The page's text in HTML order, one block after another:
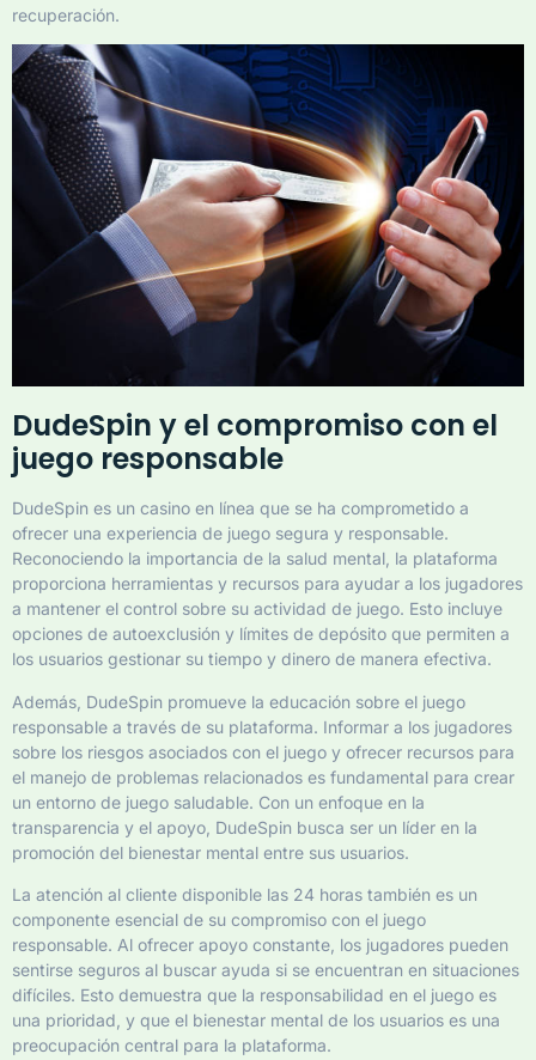
recuperación.
DudeSpin y el compromiso con el
juego responsable
DudeSpin es un casino en línea que se ha comprometido a
ofrecer una experiencia de juego segura y responsable.
Reconociendo la importancia de la salud mental, la plataforma
proporciona herramientas y recursos para ayudar a los jugadores
a mantener el control sobre su actividad de juego. Esto incluye
opciones de autoexclusión y límites de depósito que permiten a
los usuarios gestionar su tiempo y dinero de manera efectiva.
Además, DudeSpin promueve la educación sobre el juego
responsable a través de su plataforma. Informar a los jugadores
sobre los riesgos asociados con el juego y ofrecer recursos para
el manejo de problemas relacionados es fundamental para crear
un entorno de juego saludable. Con un enfoque en la
transparencia y el apoyo, DudeSpin busca ser un líder en la
promoción del bienestar mental entre sus usuarios.
La atención al cliente disponible las 24 horas también es un
componente esencial de su compromiso con el juego
responsable. Al ofrecer apoyo constante, los jugadores pueden
sentirse seguros al buscar ayuda si se encuentran en situaciones
difíciles. Esto demuestra que la responsabilidad en el juego es
una prioridad, y que el bienestar mental de los usuarios es una
preocupación central para la plataforma.